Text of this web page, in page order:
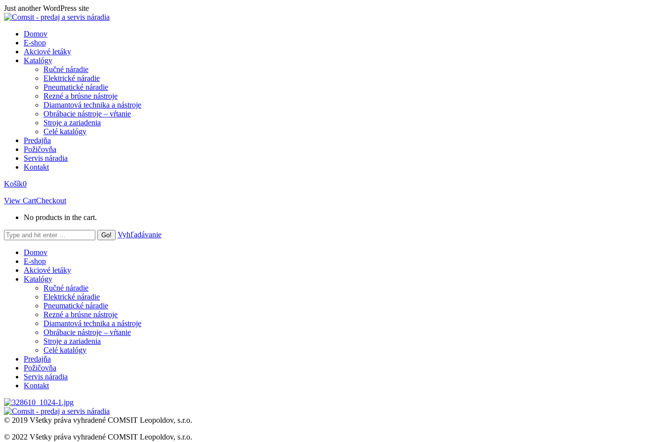
Skip
to
Just another WordPress site
Domov
E-shop
Akciové letáky
Katalógy
Ručné náradie
Elektrické náradie
Pneumatické náradie
Rezné a brúsne nástroje
Diamantová technika a nástroje
Obrábacie nástroje – vŕtanie
Stroje a zariadenia
Celé katalógy
Predajňa
Požičovňa
Servis náradia
Kontakt
Košík0
View CartCheckout
No products in the cart.
Search:
Vyhľadávanie
Domov
E-shop
Akciové letáky
Katalógy
Ručné náradie
Elektrické náradie
Pneumatické náradie
Rezné a brúsne nástroje
Diamantová technika a nástroje
Obrábacie nástroje – vŕtanie
Stroje a zariadenia
Celé katalógy
Predajňa
Požičovňa
Servis náradia
Kontakt
© 2019 Všetky práva vyhradené COMSIT Leopoldov, s.r.o.
© 2022 Všetky práva vyhradené COMSIT Leopoldov, s.r.o.